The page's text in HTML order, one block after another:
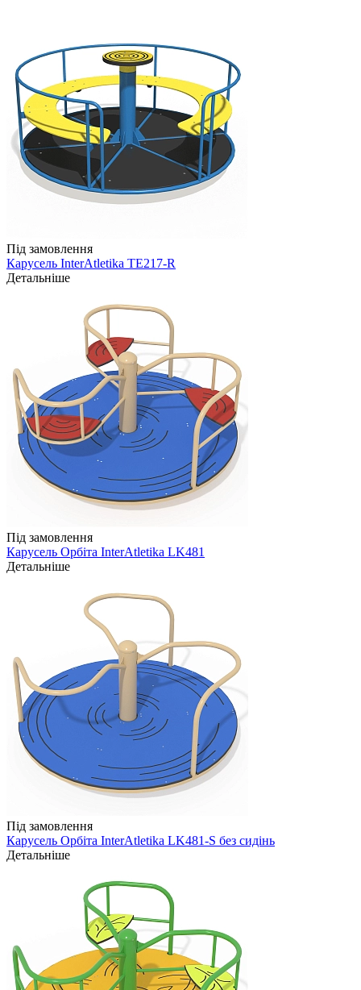
Під замовлення
Карусель InterAtletika TE217-R
Детальніше
Під замовлення
Карусель Орбіта InterAtletika LK481
Детальніше
Під замовлення
Карусель Орбіта InterAtletika LK481-S без сидінь
Детальніше